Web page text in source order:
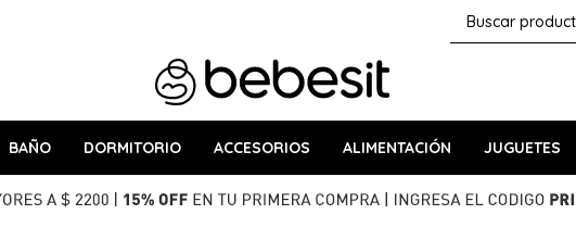
BAÑO DORMITORIO ACCESORIOS ALIMENTACIÓN JUGUETES